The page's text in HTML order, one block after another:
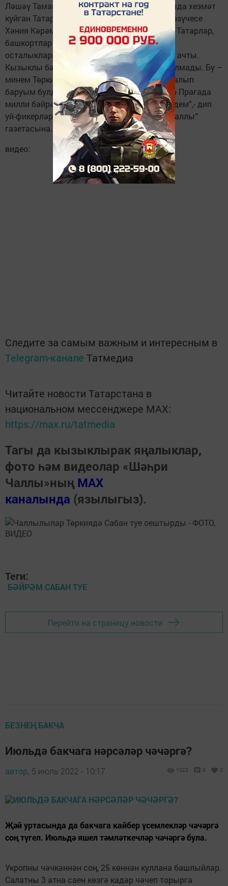
Ләшәү Тамак авылы кызы, күп еллар Чаллыда хезмәт
куйган Татарстанның атказанган машина төзүчесе
Хәния Кәрәм кызы Сәфиуллина оештырды. Татарлар,
башкортлар биредә рәхәтләнеп уеннарда
осталыкларын сынады, җырлап-биеп күңел ачты.
Кызыклы бәйгеләрдән балалар да читтә калмады. Бу –
минем Төркиядә беренче тапкыр Сабан туе алып
баруым булды. Моңа кадәр берничә тапкыр Прагада
милли бәйрәмебезне үткәрүдә катнашкан идем”,- дип
уй-фикерләрен ирештерде җырчы “Шәһри Чаллы”
газетасына.
видео:
Следите за самым важным и интересным в
Telegram-канале Татмедиа
Читайте новости Татарстана в
национальном мессенджере MАХ:
https://max.ru/tatmedia
Тагы да кызыклырак яңалыклар,
фото һәм видеолар «Шәһри
Чаллы»ның MAX
каналында (язылыгыз).
Теги:
БӘЙРӘМ САБАН ТУЕ
Перейти на страницу новости
БЕЗНЕҢ БАКЧА
Июльдә бакчага нәрсәләр чәчәргә?
автор, 5 июль 2022 - 10:17 1022 0 0
Җәй уртасында да бакчага кайбер үсемлекләр чәчәргә
соң түгел. Июльдә яшел тәмләткечләр чәчәргә була.
Укропны чәчкәннән соң, 25 көннән куллана башлыйлар.
Салатны 3 атна саен көзгә кадәр чәчеп торырга